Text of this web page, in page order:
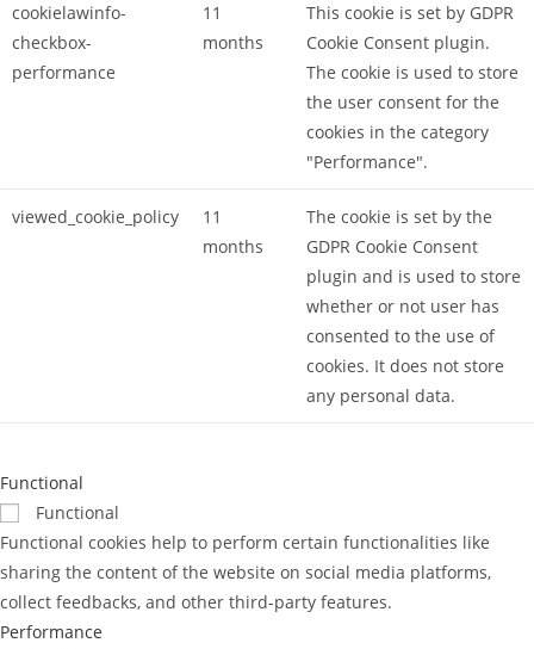
cookielawinfo-
checkbox-
performance
11
months
This cookie is set by GDPR
Cookie Consent plugin.
The cookie is used to store
the user consent for the
cookies in the category
"Performance".
viewed_cookie_policy
11
months
The cookie is set by the
GDPR Cookie Consent
plugin and is used to store
whether or not user has
consented to the use of
cookies. It does not store
any personal data.
Functional
Functional
Functional cookies help to perform certain functionalities like
sharing the content of the website on social media platforms,
collect feedbacks, and other third-party features.
Performance